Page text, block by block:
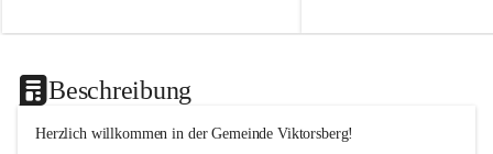
Beschreibung
Herzlich willkommen in der Gemeinde Viktorsberg!